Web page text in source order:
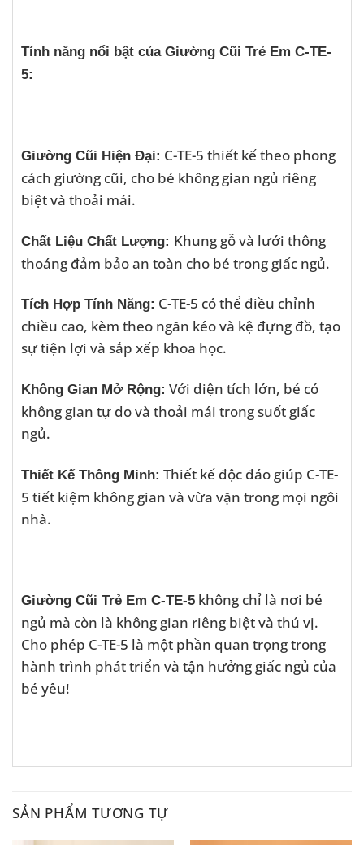
Tính năng nổi bật của Giường Cũi Trẻ Em C-TE-
5:
Giường Cũi Hiện Đại: C-TE-5 thiết kế theo phong
cách giường cũi, cho bé không gian ngủ riêng
biệt và thoải mái.
Chất Liệu Chất Lượng: Khung gỗ và lưới thông
thoáng đảm bảo an toàn cho bé trong giấc ngủ.
Tích Hợp Tính Năng: C-TE-5 có thể điều chỉnh
chiều cao, kèm theo ngăn kéo và kệ đựng đồ, tạo
sự tiện lợi và sắp xếp khoa học.
Không Gian Mở Rộng: Với diện tích lớn, bé có
không gian tự do và thoải mái trong suốt giấc
ngủ.
Thiết Kế Thông Minh: Thiết kế độc đáo giúp C-TE-
5 tiết kiệm không gian và vừa vặn trong mọi ngôi
nhà.
Giường Cũi Trẻ Em C-TE-5 không chỉ là nơi bé
ngủ mà còn là không gian riêng biệt và thú vị.
Cho phép C-TE-5 là một phần quan trọng trong
hành trình phát triển và tận hưởng giấc ngủ của
bé yêu!
SẢN PHẨM TƯƠNG TỰ